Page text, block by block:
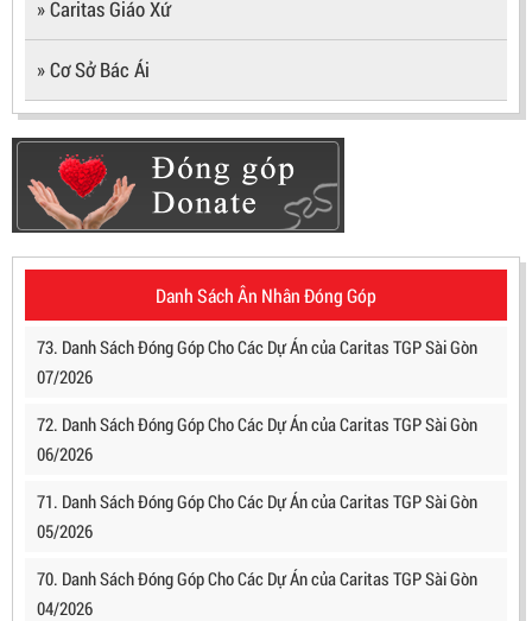
» Caritas Giáo Xứ
» Cơ Sở Bác Ái
Danh Sách Ân Nhân Đóng Góp
73. Danh Sách Đóng Góp Cho Các Dự Án của Caritas TGP Sài Gòn
07/2026
72. Danh Sách Đóng Góp Cho Các Dự Án của Caritas TGP Sài Gòn
06/2026
71. Danh Sách Đóng Góp Cho Các Dự Án của Caritas TGP Sài Gòn
05/2026
70. Danh Sách Đóng Góp Cho Các Dự Án của Caritas TGP Sài Gòn
04/2026